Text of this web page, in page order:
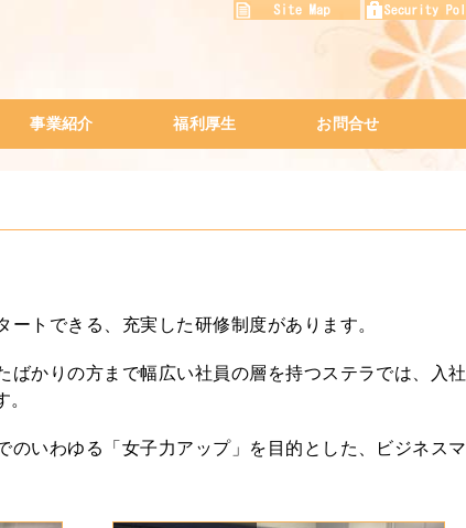
事業紹介 福利厚生 お問合せ
アクセスマップ
プライバシーポリシー
トできる、充実した研修制度があります。
ばかりの方まで幅広い社員の層を持つステラでは、入社
のいわゆる「女子力アップ」を目的とした、ビジネスマ